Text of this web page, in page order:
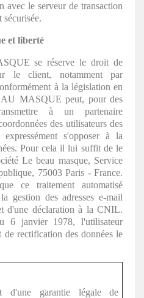
avec le serveur de transaction
sécurisée.
et liberté
se réserve le droit de
le client, notamment par
à la législation en
MASQUE peut, pour des
à un partenaire
des utilisateurs des
s'opposer à la
Pour cela il lui suffit de le
Le beau masque, Service
75003 Paris - France.
ce traitement automatisé
gestion des adresses e-mail
d'une déclaration à la CNIL.
6 janvier 1978, l'utilisateur
de rectification des données le
d'une garantie légale de